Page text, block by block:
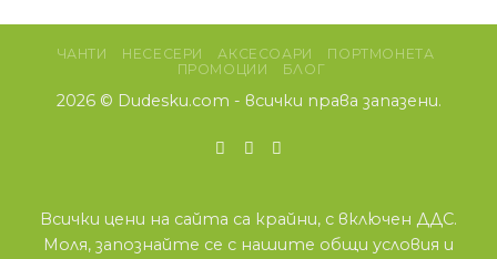
ЧАНТИ НЕСЕСЕРИ АКСЕСОАРИ
ПОРТМОНЕТА
ПРОМОЦИИ
БЛОГ
2026 © Dudesku.com - всички права запазени.
Всички цени на сайта са крайни, с включен ДДС.
Моля, запознайте се с нашите общи условия и